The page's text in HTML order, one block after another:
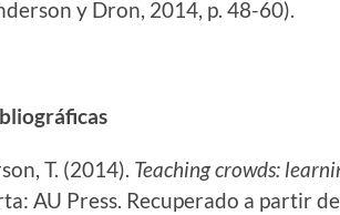
y Dron, 2014, p. 48-60).
T. (2014). Teaching crowds:
AU Press. Recuperado a partir de